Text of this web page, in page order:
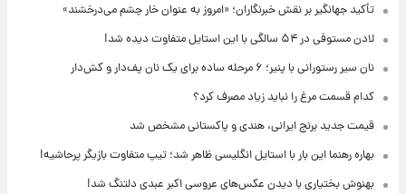
تأکید جهانگیر بر نقش خبرنگاران؛ «امروز به عنوان خار چشم می‌درخشند»
لادن مستوفی در ۵۴ سالگی با این استایل متفاوت دیده شد!
نان سیر رستورانی با پنیر؛ ۶ مرحله ساده برای یک نان پف‌دار و کش‌دار
کدام قسمت مرغ را نباید زیاد مصرف کرد؟
قیمت جدید برنج ایرانی، هندی و پاکستانی مشخص شد
بهاره رهنما این بار با استایل انگلیسی ظاهر شد؛ تیپ متفاوت بازیگر پرحاشیه!
بهنوش بختیاری با دیدن عکس‌های عروسی اکبر عبدی دلتنگ شد!